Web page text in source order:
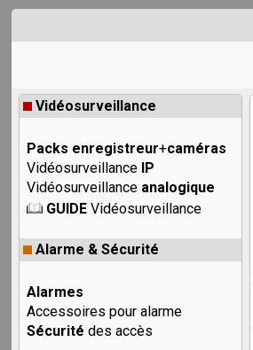
Vidéosurveillance
Packs enregistreur+caméras
Vidéosurveillance IP
Vidéosurveillance analogique
GUIDE Vidéosurveillance
Alarme & Sécurité
Alarmes
Accessoires pour alarme
Sécurité des accès